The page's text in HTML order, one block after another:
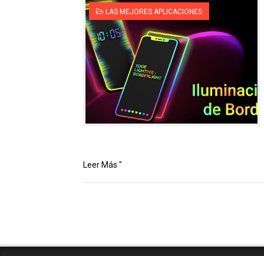
LAS MEJORES APLICACIONES
Leer Más "